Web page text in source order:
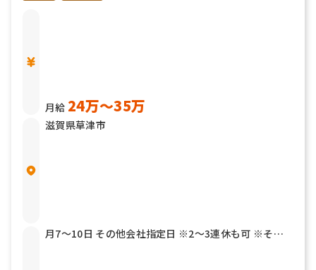
月給 24万〜35万
滋賀県草津市
月7～10日 その他会社指定日 ※2～3連休も可 ※その